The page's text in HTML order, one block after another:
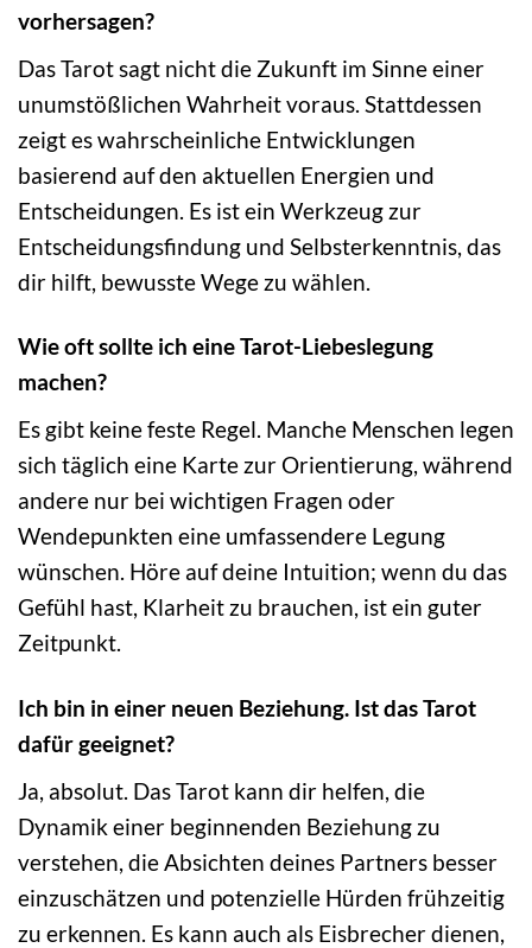
vorhersagen?
Das Tarot sagt nicht die Zukunft im Sinne einer
unumstößlichen Wahrheit voraus. Stattdessen
zeigt es wahrscheinliche Entwicklungen
basierend auf den aktuellen Energien und
Entscheidungen. Es ist ein Werkzeug zur
Entscheidungsfindung und Selbsterkenntnis, das
dir hilft, bewusste Wege zu wählen.
Wie oft sollte ich eine Tarot-Liebeslegung
machen?
Es gibt keine feste Regel. Manche Menschen legen
sich täglich eine Karte zur Orientierung, während
andere nur bei wichtigen Fragen oder
Wendepunkten eine umfassendere Legung
wünschen. Höre auf deine Intuition; wenn du das
Gefühl hast, Klarheit zu brauchen, ist ein guter
Zeitpunkt.
Ich bin in einer neuen Beziehung. Ist das Tarot
dafür geeignet?
Ja, absolut. Das Tarot kann dir helfen, die
Dynamik einer beginnenden Beziehung zu
verstehen, die Absichten deines Partners besser
einzuschätzen und potenzielle Hürden frühzeitig
zu erkennen. Es kann auch als Eisbrecher dienen,